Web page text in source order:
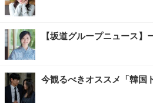
【坂道グループニュース
今観るべきオススメ「韓国